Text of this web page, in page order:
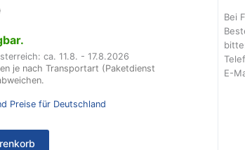
ca. 11.8. - 17.8.2026
je nach Transportart (Paketdienst
Preise für Deutschland
Bei
E-